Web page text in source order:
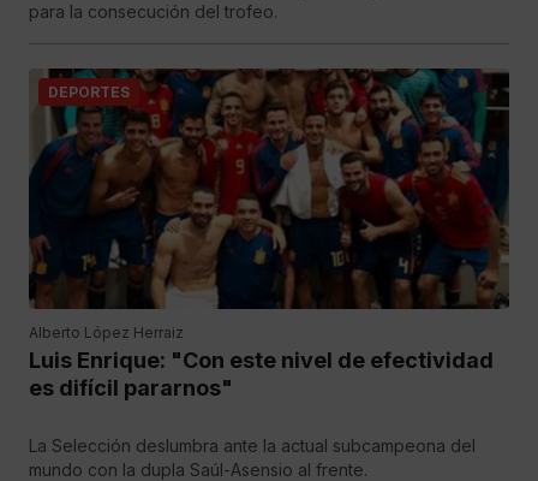
para la consecución del trofeo.
DEPORTES
Alberto López Herraiz
Luis Enrique: "Con este nivel de efectividad
es difícil pararnos"
La Selección deslumbra ante la actual subcampeona del
mundo con la dupla Saúl-Asensio al frente.